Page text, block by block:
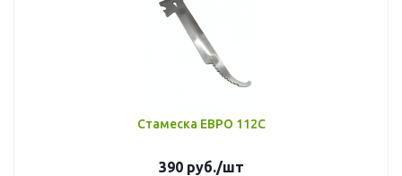
Стамеска ЕВРО 112С
390 руб./шт